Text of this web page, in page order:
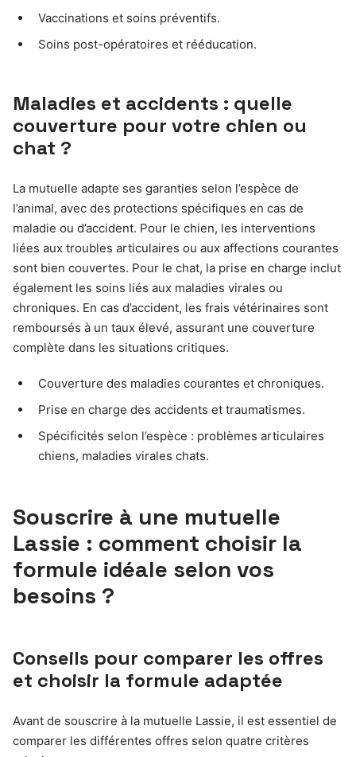
Vaccinations et soins préventifs.
Soins post-opératoires et rééducation.
Maladies et accidents : quelle
couverture pour votre chien ou
chat ?
La mutuelle adapte ses garanties selon l’espèce de
l’animal, avec des protections spécifiques en cas de
maladie ou d’accident. Pour le chien, les interventions
liées aux troubles articulaires ou aux affections courantes
sont bien couvertes. Pour le chat, la prise en charge inclut
également les soins liés aux maladies virales ou
chroniques. En cas d’accident, les frais vétérinaires sont
remboursés à un taux élevé, assurant une couverture
complète dans les situations critiques.
Couverture des maladies courantes et chroniques.
Prise en charge des accidents et traumatismes.
Spécificités selon l’espèce : problèmes articulaires
chiens, maladies virales chats.
Souscrire à une mutuelle
Lassie : comment choisir la
formule idéale selon vos
besoins ?
Conseils pour comparer les offres
et choisir la formule adaptée
Avant de souscrire à la mutuelle Lassie, il est essentiel de
comparer les différentes offres selon quatre critères